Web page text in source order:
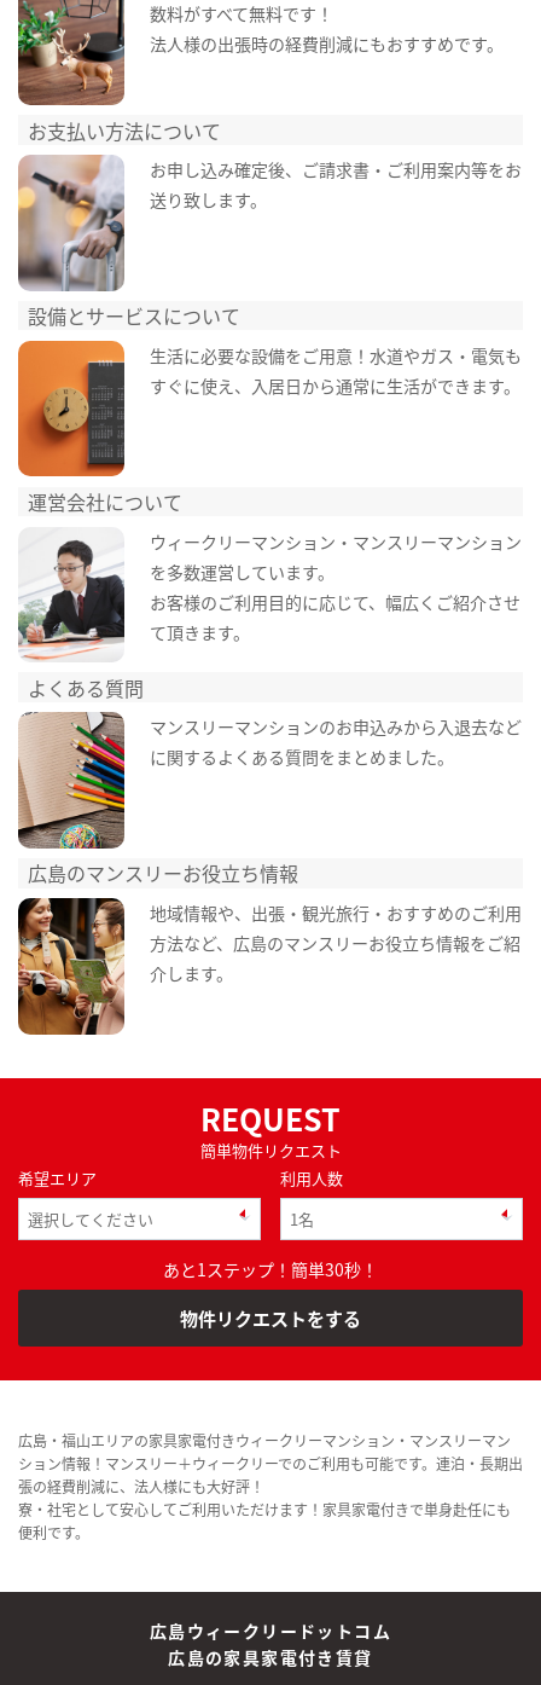
数料がすべて無料です！
法人様の出張時の経費削減にもおすすめです。
お支払い方法について
お申し込み確定後、ご請求書・ご利用案内等をお
送り致します。
設備とサービスについて
生活に必要な設備をご用意！水道やガス・電気も
すぐに使え、入居日から通常に生活ができます。
運営会社について
ウィークリーマンション・マンスリーマンション
を多数運営しています。
お客様のご利用目的に応じて、幅広くご紹介させ
て頂きます。
よくある質問
マンスリーマンションのお申込みから入退去など
に関するよくある質問をまとめました。
広島のマンスリーお役立ち情報
地域情報や、出張・観光旅行・おすすめのご利用
方法など、広島のマンスリーお役立ち情報をご紹
介します。
REQUEST
簡単物件リクエスト
希望エリア
利用人数
あと1ステップ！簡単30秒！
物件リクエストをする
広島・福山エリアの家具家電付きウィークリーマンション・マンスリーマン
ション情報！マンスリー＋ウィークリーでのご利用も可能です。連泊・長期出
張の経費削減に、法人様にも大好評！
寮・社宅として安心してご利用いただけます！家具家電付きで単身赴任にも
便利です。
広島ウィークリードットコム
広島の家具家電付き賃貸